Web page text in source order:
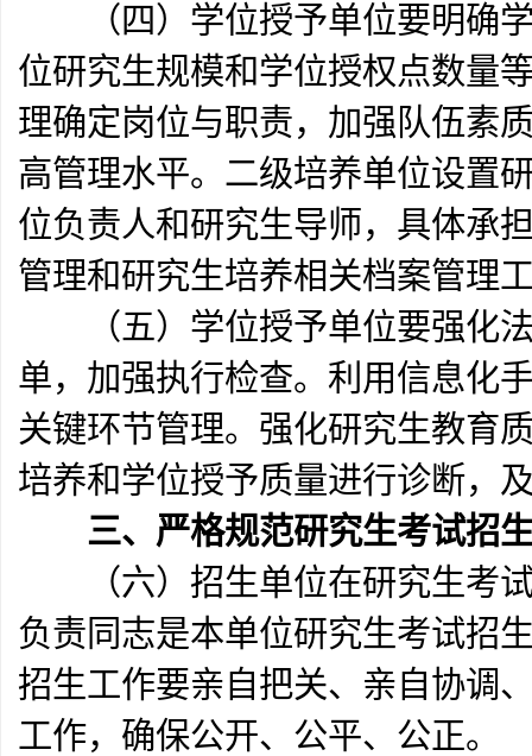
（四）学位授予单位要明确学
位研究生规模和学位授权点数量
理确定岗位与职责，加强队伍素
高管理水平。二级培养单位设置
位负责人和研究生导师，具体承
管理和研究生培养相关档案管理
（五）学位授予单位要强化法
单，加强执行检查。利用信息化
关键环节管理。强化研究生教育
培养和学位授予质量进行诊断，
三、严格规范研究生考试招
（六）招生单位在研究生考试
负责同志是本单位研究生考试招
招生工作要亲自把关、亲自协调
工作，确保公开、公平、公正。